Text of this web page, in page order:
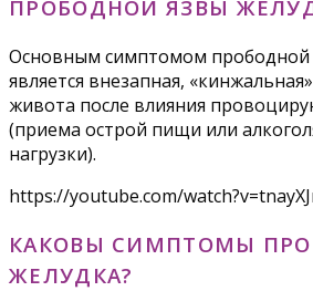
ПРОБОДНОЙ ЯЗВЫ
Основным симптомом прободной
является внезапная,
живота после влияния
(приема острой пищи или
нагрузки).
https://youtube.com/
КАКОВЫ СИМПТОМЫ
ЖЕЛУДКА?